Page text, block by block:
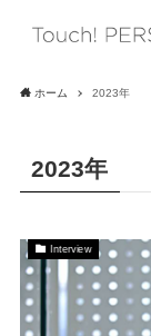
ホーム 2023年
2023年
Interview